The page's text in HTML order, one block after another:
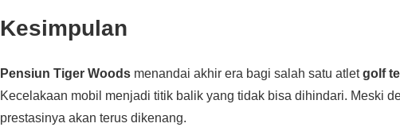
Kesimpulan
Pensiun Tiger Woods menandai akhir era bagi salah satu atletgolf
Kecelakaan mobil menjadi titik balik yang tidak bisa dihindari. Meski
prestasinya akan terus dikenang.